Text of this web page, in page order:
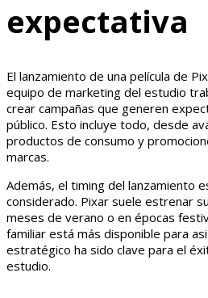
expectativa
El lanzamiento de una película de
equipo de marketing del estudio
crear campañas que generen
público. Esto incluye todo, desde
productos de consumo y
marcas.
Además, el timing del lanzamiento
considerado. Pixar suele estrenar
meses de verano o en épocas
familiar está más disponible para
estratégico ha sido clave para el
estudio.